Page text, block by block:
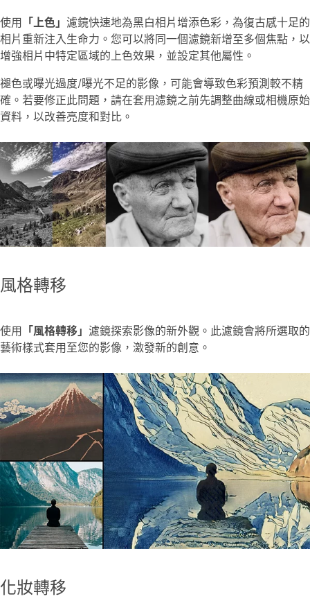
使用 「上色」 濾鏡快速地為黑白相片增添色彩，為復古感十足的
相片重新注入生命力。您可以將同一個濾鏡新增至多個焦點，以
增強相片中特定區域的上色效果，並設定其他屬性。
褪色或曝光過度/曝光不足的影像，可能會導致色彩預測較不精
確。若要修正此問題，請在套用濾鏡之前先調整曲線或相機原始
資料，以改善亮度和對比。
風格轉移
使用 「風格轉移」 濾鏡探索影像的新外觀。此濾鏡會將所選取的
藝術樣式套用至您的影像，激發新的創意。
化妝轉移